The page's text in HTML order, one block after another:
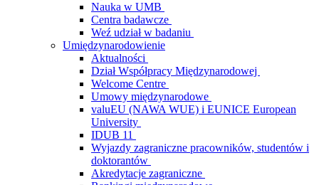
Nauka w UMB
Centra badawcze
Weź udział w badaniu
Umiędzynarodowienie
Aktualności
Dział Współpracy Międzynarodowej
Welcome Centre
Umowy międzynarodowe
valuEU (NAWA WUE) i EUNICE European
University
IDUB 11
Wyjazdy zagraniczne pracowników, studentów i
doktorantów
Akredytacje zagraniczne